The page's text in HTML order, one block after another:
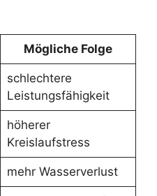
Mögliche Folge
schlechtere
Leistungsfähigkeit
höherer
Kreislaufstress
mehr Wasserverlust